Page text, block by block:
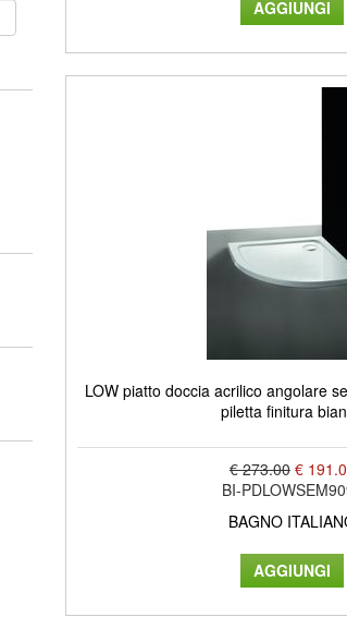
LOW piatto doccia acrilico angolare
piletta finitura
€ 273.00 €
BI-
BAGNO